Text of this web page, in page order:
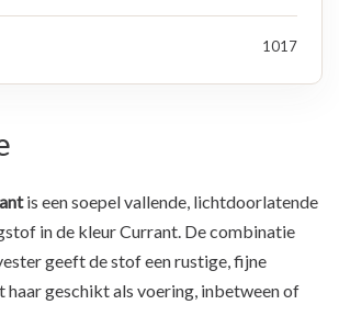
1017
is een soepel vallende, lichtdoorlatende
in de kleur Currant. De combinatie
geeft de stof een rustige, fijne
haar geschikt als voering, inbetween of